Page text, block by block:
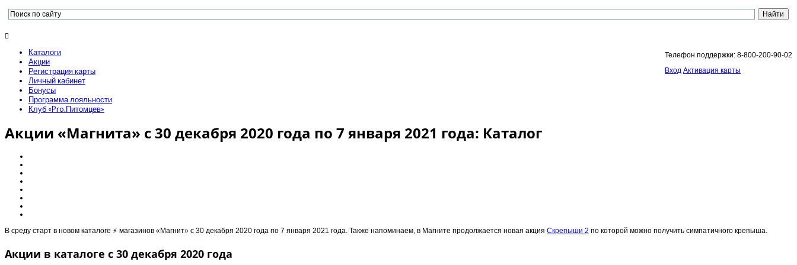
Телефон поддержки: 8-800-200-90-02
Вход Активация карты
Каталоги
Акции
Регистрация карты
Личный кабинет
Бонусы
Программа лояльности
Клуб «Pro.Питомцев»
Акции «Магнита» с 30 декабря 2020 года по 7 января 2021 года: Каталог
В среду старт в новом каталоге ⚡️ магазинов «Магнит» с 30 декабря 2020 года по 7 января 2021 года. Также напоминаем, в Магните продолжается новая акция Скрепыши 2 по которой можно получить симпатичного крепыша.
Акции в каталоге с 30 декабря 2020 года